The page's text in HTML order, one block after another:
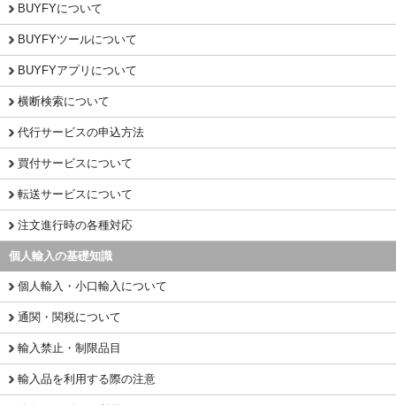
BUYFYについて
BUYFYツールについて
BUYFYアプリについて
横断検索について
代行サービスの申込方法
買付サービスについて
転送サービスについて
注文進行時の各種対応
個人輸入の基礎知識
個人輸入・小口輸入について
通関・関税について
輸入禁止・制限品目
輸入品を利用する際の注意